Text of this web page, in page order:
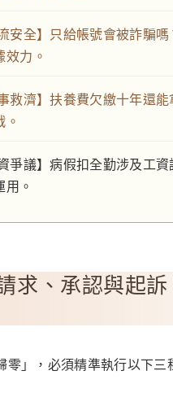
安全】只給帳號會被詐騙
效力。
救濟】扶養費欠繳十年還
。
爭議】病假扣全勤涉及工
用。
求、承認與起
零」，必須精準執行以下三